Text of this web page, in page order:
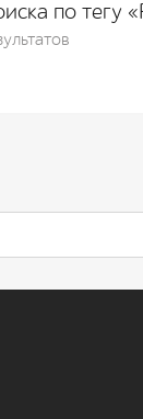
по тегу